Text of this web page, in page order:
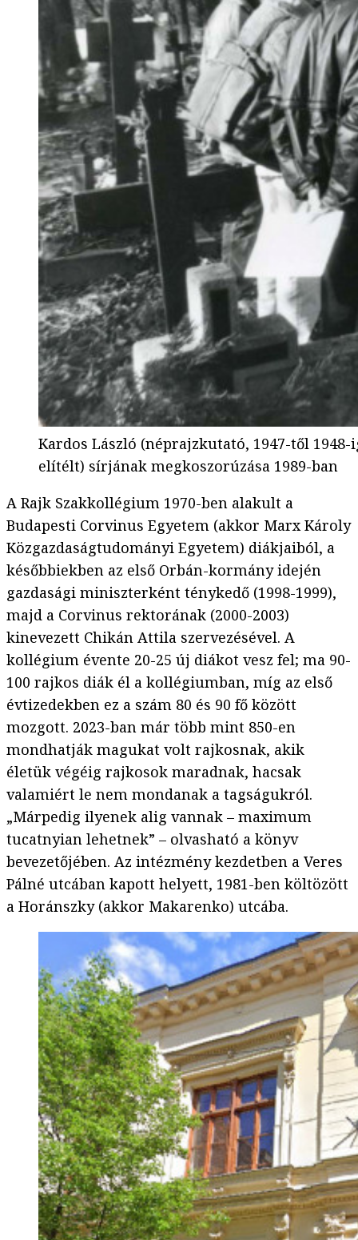
Kardos László (néprajzkutató, 1947-től
elítélt) sírjának megkoszorúzása 1989-ban
A Rajk Szakkollégium 1970-ben alakult a
Budapesti Corvinus Egyetem (akkor Marx Károly
Közgazdaságtudományi Egyetem) diákjaiból, a
későbbiekben az első Orbán-kormány idején
gazdasági miniszterként ténykedő (1998-1999),
majd a Corvinus rektorának (2000-2003)
kinevezett Chikán Attila szervezésével. A
kollégium évente 20-25 új diákot vesz fel; ma 90-
100 rajkos diák él a kollégiumban, míg az első
évtizedekben ez a szám 80 és 90 fő között
mozgott. 2023-ban már több mint 850-en
mondhatják magukat volt rajkosnak, akik
életük végéig rajkosok maradnak, hacsak
valamiért le nem mondanak a tagságukról.
„Márpedig ilyenek alig vannak – maximum
tucatnyian lehetnek” – olvasható a könyv
bevezetőjében. Az intézmény kezdetben a Veres
Pálné utcában kapott helyett, 1981-ben költözött
a Horánszky (akkor Makarenko) utcába.